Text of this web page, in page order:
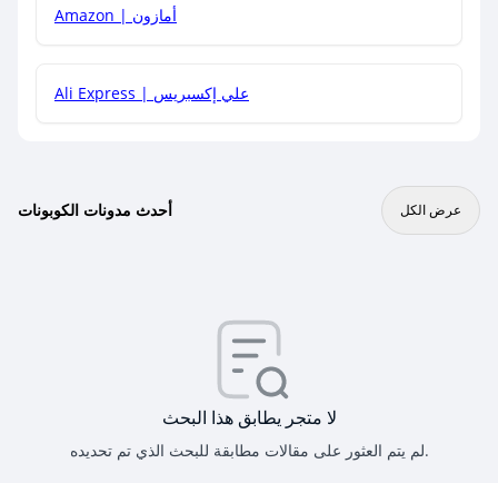
Amazon | أمازون
Ali Express | علي إكسبريس
أحدث مدونات الكوبونات عرض الكل
لا متجر يطابق هذا البحث
لم يتم العثور على مقالات مطابقة للبحث الذي تم تحديده.